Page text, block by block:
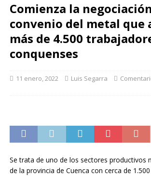
Comienza la
convenio del metal que
más de 4.500
conquenses
11 enero, 2022 Luis Segarra
Se trata de uno de los sectores productivos
de la provincia de Cuenca con cerca de